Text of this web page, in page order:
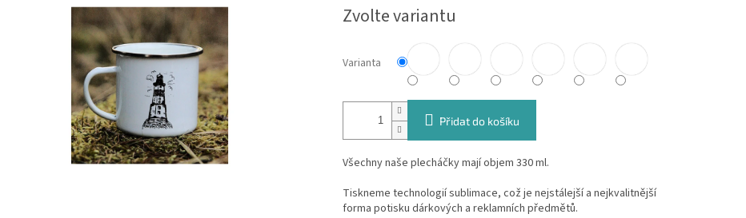
cena:
Zvolte variantu
Varianta
Přidat do košíku
Všechny naše plecháčky mají objem 330 ml.
Tiskneme technologií sublimace, což je nejstálejší a nejkvalitnější
forma potisku dárkových a reklamních předmětů.